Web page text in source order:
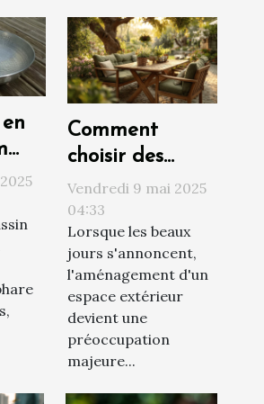
de
en
Comment
choisir des
meubles de
jardin durables
et
écoresponsables
Vendredi 9 mai 2025
04:33
Lorsque les beaux
jours s'annoncent,
l'aménagement d'un
espace extérieur
devient une
préoccupation
majeure...